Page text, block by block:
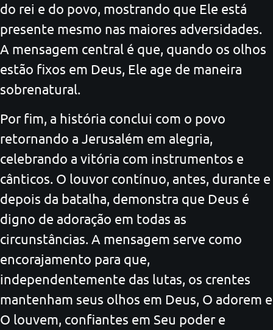
do rei e do povo, mostrando que Ele está
presente mesmo nas maiores adversidades.
A mensagem central é que, quando os olhos
estão fixos em Deus, Ele age de maneira
sobrenatural.
Por fim, a história conclui com o povo
retornando a Jerusalém em alegria,
celebrando a vitória com instrumentos e
cânticos. O louvor contínuo, antes, durante e
depois da batalha, demonstra que Deus é
digno de adoração em todas as
circunstâncias. A mensagem serve como
encorajamento para que,
independentemente das lutas, os crentes
mantenham seus olhos em Deus, O adorem e
O louvem, confiantes em Seu poder e